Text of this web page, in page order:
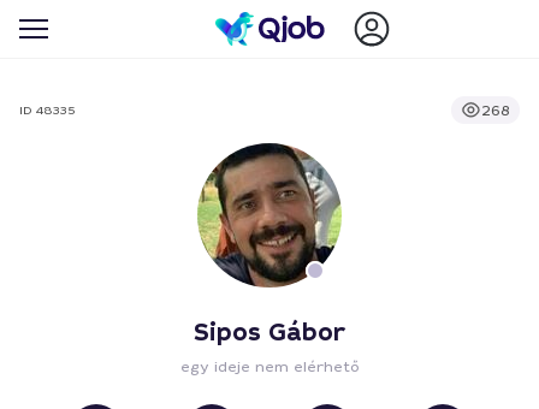
ID 48335 268
Sipos Gábor
egy ideje nem elérhető